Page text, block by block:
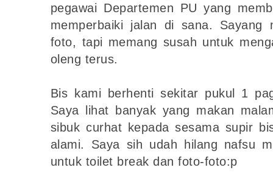
pegawai Departemen PU yang
memperbaiki jalan di sana. Sayang
foto, tapi memang susah untuk
oleng terus.
Bis kami berhenti sekitar pukul 1
Saya lihat banyak yang makan
sibuk curhat kepada sesama supir
alami. Saya sih udah hilang nafsu
untuk toilet break dan foto-foto:p